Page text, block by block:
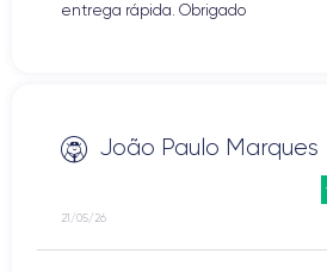
entrega rápida. Obrigado
João Paulo Marques
21/05/26